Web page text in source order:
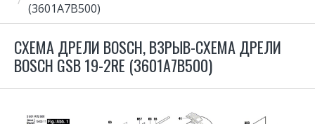
(3601A7B500)
СХЕМА ДРЕЛИ BOSCH, ВЗРЫВ-СХЕМА ДРЕЛИ
BOSCH GSB 19-2RE (3601A7B500)